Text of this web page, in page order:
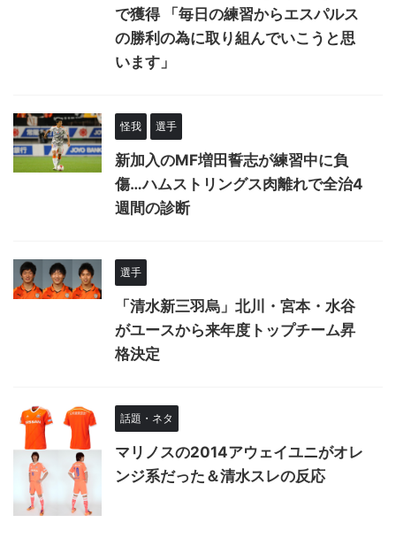
で獲得 「毎日の練習からエスパルス
の勝利の為に取り組んでいこうと思
います」
怪我 選手
新加入のMF増田誓志が練習中に負
傷…ハムストリングス肉離れで全治4
週間の診断
選手
「清水新三羽烏」北川・宮本・水谷
がユースから来年度トップチーム昇
格決定
話題・ネタ
マリノスの2014アウェイユニがオレ
ンジ系だった＆清水スレの反応